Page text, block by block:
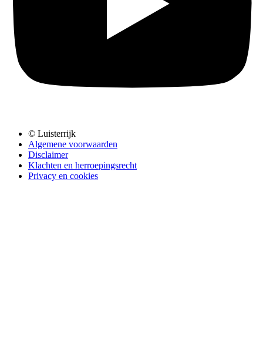
© Luisterrijk
Algemene voorwaarden
Disclaimer
Klachten en herroepingsrecht
Privacy en cookies